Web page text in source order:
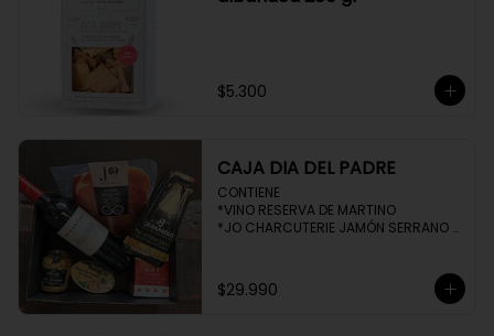
$5.300
CAJA DIA DEL PADRE
CONTIENE
*VINO RESERVA DE MARTINO
*JO CHARCUTERIE JAMÓN SERRANO
*HENAFF MOUSSE DE CANARD
*NAT CRACKERS PEQUEÑAS
$29.990